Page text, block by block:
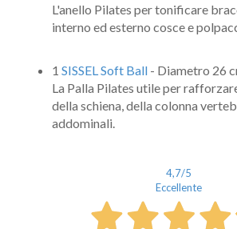
L'anello Pilates per tonificare
interno ed esterno cosce e
1 SISSEL Soft Ball - Diametro 26
La Palla Pilates utile per
della schiena, della colonna
addominali.
4,7/5
Eccellente